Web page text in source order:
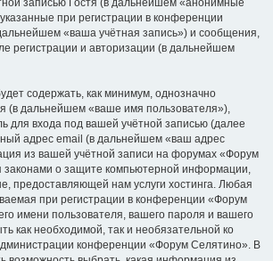
записью Гостя (в дальнейшем «анонимные
при регистрации в конференции
«ваша учётная запись») и сообщения,
регистрации и авторизации (в дальнейшем
содержать, как минимум, однозначно
(в дальнейшем «ваше имя пользователя»),
для входа под вашей учётной записью (далее
адрес email (в дальнейшем «ваш адрес
из вашей учётной записи на форумах «Форум
законами о защите компьютерной информации,
предоставляющей нам услуги хостинга. Любая
при регистрации в конференции «Форум
имени пользователя, вашего пароля и вашего
как необходимой, так и необязательной ко
конференции «Форум Селятино». В